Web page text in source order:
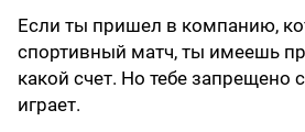
Если ты пришел в компанию,
спортивный матч, ты имеешь
какой счет. Но тебе запрещено
играет.